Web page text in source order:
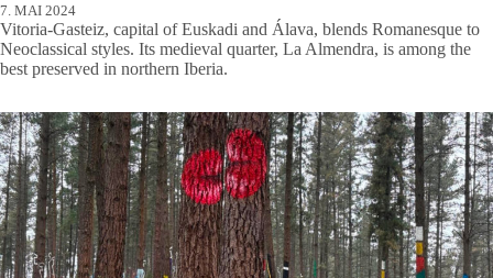
7. MAI 2024
Vitoria-Gasteiz, capital of Euskadi and Álava, blends Romanesque to
Neoclassical styles. Its medieval quarter, La Almendra, is among the
best preserved in northern Iberia.